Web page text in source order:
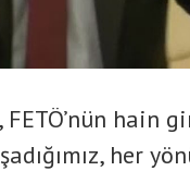
FETÖ’nün hain
her